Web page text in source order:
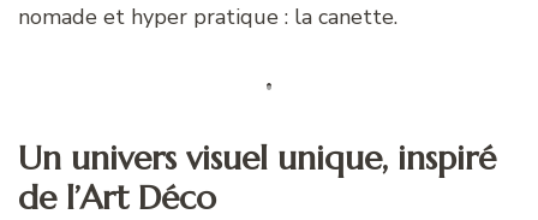
nomade et hyper pratique : la canette.
Un univers visuel unique, inspiré
de l’Art Déco